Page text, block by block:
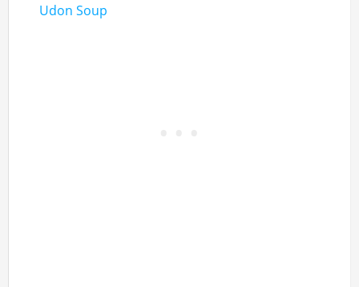
Udon Soup